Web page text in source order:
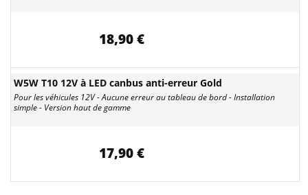
18,90 €
W5W T10 12V à LED canbus anti-erreur Gold
Pour les véhicules 12V - Aucune erreur au tableau de bord - Installation
simple - Version haut de gamme
17,90 €